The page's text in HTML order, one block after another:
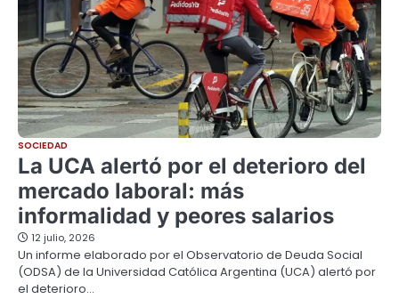
SOCIEDAD
La UCA alertó por el deterioro del
mercado laboral: más
informalidad y peores salarios
12 julio, 2026
Un informe elaborado por el Observatorio de Deuda Social
(ODSA) de la Universidad Católica Argentina (UCA) alertó por
el deterioro…